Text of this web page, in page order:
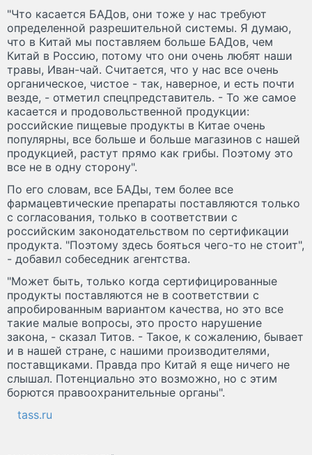
"Что касается БАДов, они тоже у нас требуют
определенной разрешительной системы. Я думаю,
что в Китай мы поставляем больше БАДов, чем
Китай в Россию, потому что они очень любят наши
травы, Иван-чай. Считается, что у нас все очень
органическое, чистое - так, наверное, и есть почти
везде, - отметил спецпредставитель. - То же самое
касается и продовольственной продукции:
российские пищевые продукты в Китае очень
популярны, все больше и больше магазинов с нашей
продукцией, растут прямо как грибы. Поэтому это
все не в одну сторону".
По его словам, все БАДы, тем более все
фармацевтические препараты поставляются только
с согласования, только в соответствии с
российским законодательством по сертификации
продукта. "Поэтому здесь бояться чего-то не стоит",
- добавил собеседник агентства.
"Может быть, только когда сертифицированные
продукты поставляются не в соответствии с
апробированным вариантом качества, но это все
такие малые вопросы, это просто нарушение
закона, - сказал Титов. - Такое, к сожалению, бывает
и в нашей стране, с нашими производителями,
поставщиками. Правда про Китай я еще ничего не
слышал. Потенциально это возможно, но с этим
борются правоохранительные органы".
tass.ru